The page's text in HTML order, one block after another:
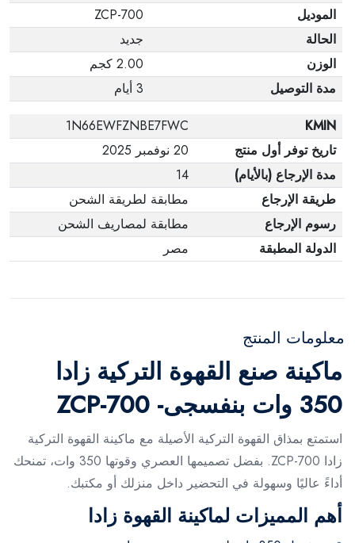
الموديل
ZCP-700
الحالة
جديد
الوزن
2.00 كجم
مدة التوصيل
3 أيام
KMIN
1N66EWFZNBE7FWC
تاريخ توفر أول منتج
20 نوفمبر 2025
مدة الإرجاع (بالأيام)
14
طريقة الإرجاع
مطابقة لطريقة الشحن
رسوم الإرجاع
مطابقة لمصاريف الشحن
الدولة المطبقة
مصر
معلومات المنتج
ماكينة صنع القهوة التركية زادا
350 وات بنفسجى- ZCP-700
استمتع بمذاق القهوة التركية الأصيلة مع ماكينة القهوة التركية
زادا ZCP-700. بفضل تصميمها العصري وقوتها 350 وات، تمنحك
أداءً عاليًا وسهولة في التحضير داخل منزلك أو مكتبك.
أهم المميزات لماكينة القهوة زادا